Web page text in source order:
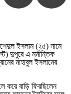
ইসলাম (২৫) নামে
দুপুরে এ মর্মান্তিক
মাহাবুল ইসলামের
করে বাড়ি ফিরছিলেন